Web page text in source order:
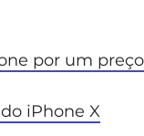
por um
iPhone X